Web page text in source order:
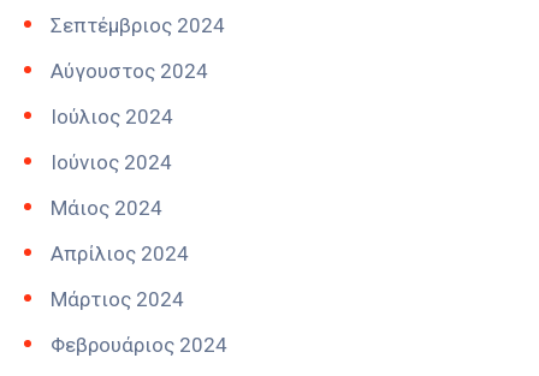
Σεπτέμβριος 2024
Αύγουστος 2024
Ιούλιος 2024
Ιούνιος 2024
Μάιος 2024
Απρίλιος 2024
Μάρτιος 2024
Φεβρουάριος 2024